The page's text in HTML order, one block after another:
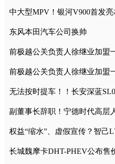
中大型MPV！银河V900首发亮
东风本田汽车公司换帅
前极越公关负责人徐继业加盟
前极越公关负责人徐继业加盟
无法按时提车！！长安深蓝
副董事长辞职！宁德时代高层
权益“缩水”、虚假宣传？智己
长城魏摩卡DHT-PHEV公布售